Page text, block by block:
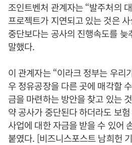
조인트벤처 관계자는 “발주처의
프로젝트가 지연되고 있는 것은
중단보다는 공사의 진행속도를 늦
말했다.
이 관계자는 “이라크 정부는 우리
우 정유공장을 다른 곳에 매각할
금을 마련하는 방안을 찾고 있는
약 공사가 중단된다 하더라도 보
사업에 대한 자금을 받을 수 있어
붙였다. [비즈니스포스트 남희헌